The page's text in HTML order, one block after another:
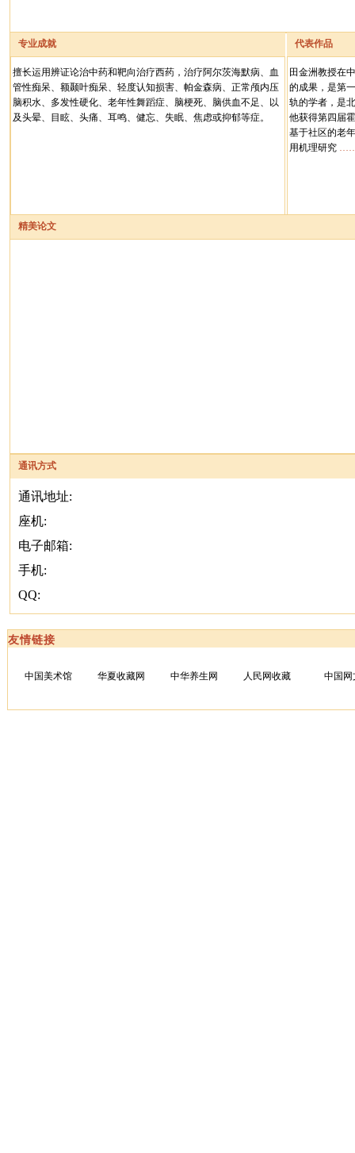
专业成就
擅长运用辨证论治中药和靶向治疗西药，治疗阿尔茨海默病、血
管性痴呆、额颞叶痴呆、轻度认知损害、帕金森病、正常颅内压
脑积水、多发性硬化、老年性舞蹈症、脑梗死、脑供血不足、以
及头晕、目眩、头痛、耳鸣、健忘、失眠、焦虑或抑郁等症。
代表作品
田金洲教授在
的成果，是第
轨的学者，是
他获得第四届
基于社区的老
用机理研究 ……
精美论文
通讯方式
通讯地址:
座机:
电子邮箱:
手机:
QQ:
友情链接
中国美术馆 华夏收藏网 中华养生网 人民网收藏 中国网